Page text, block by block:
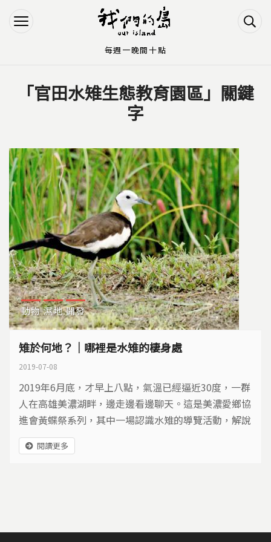
Jump to Navigation
Jump to Main content
您在這裡
「官田水雉生態教育園區」關鍵
字
動物 濕地 開發
雉於何地？｜哪裡是水雉的棲身處
2019-07-08
2019年6月底，才早上八點，氣溫已經逼近30度，一群
人在高雄美濃湖畔，邊走邊看邊聊天。這是美濃愛鄉協
進會黃蝶祭系列，其中一場認識水雉的導覽活動，解說
老師是劉孝伸與黃淑玫這對夫妻檔。 劉孝伸表示，美
濃湖東北方一片濕地，地勢很低漥，沒辦法種農作物，
閱讀更多
每週一晚間十點